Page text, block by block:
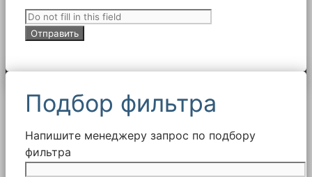
Подбор фильтра
Напишите менеджеру запрос по подбору
фильтра